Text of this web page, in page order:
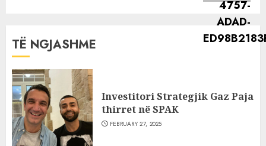
TË NGJASHME
Investitori Strategjik Gaz Paja
thirret në SPAK
FEBRUARY 27, 2025